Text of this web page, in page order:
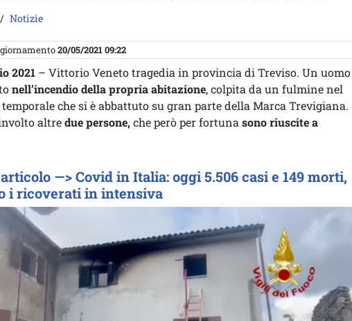
Notizie
20/05/2021 09:22
2021 – Vittorio Veneto tragedia in provincia di Treviso. Un uomo
nell’incendio della propria abitazione, colpita da un fulmine nel
che si è abbattuto su gran parte della Marca Trevigiana.
altredue persone,che però per fortuna sono riuscite a
—> Covid in Italia: oggi 5.506 casi e 149 morti,
i ricoverati in intensiva